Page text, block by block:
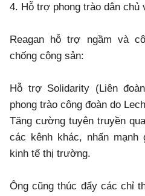
4. Hỗ trợ phong trào dân
Reagan hỗ trợ ngầm và
chống cộng sản:
Hỗ trợ Solidarity (Liên
phong trào công đoàn do
Tăng cường tuyên truyền
các kênh khác, nhấn
kinh tế thị trường.
Ông cũng thúc đẩy các chỉ